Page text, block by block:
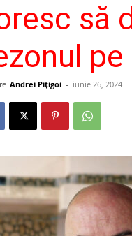
să
Andrei Pițigoi - iunie 26, 2024